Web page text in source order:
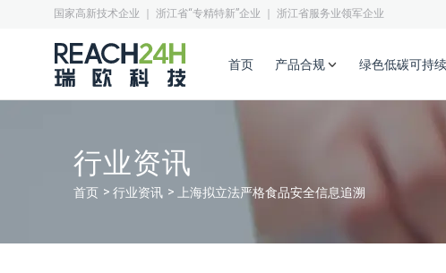
国家高新技术企业 ｜ 浙江省“专精特新”企业 ｜ 浙江省服务业领军企业
首页 产品合规 绿色低碳可持续
行业资讯
首页 行业资讯 上海拟立法严格食品安全信息追溯